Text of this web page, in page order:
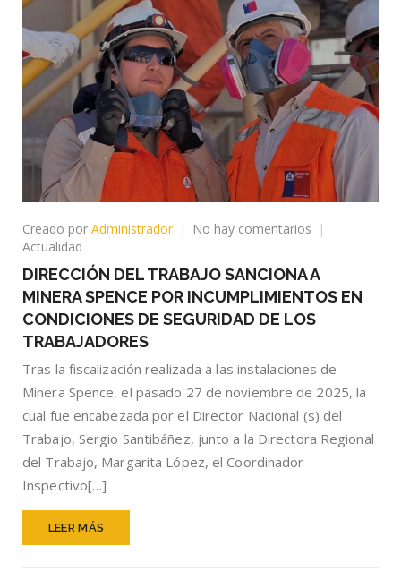
Creado por Administrador No hay comentarios
en
TRABAJO
SANCIONA
A
POR
EN
CONDICIONES
DE
Actualidad
DIRECCIÓN DEL TRABAJO SANCIONA A
MINERA SPENCE POR INCUMPLIMIENTOS EN
CONDICIONES DE SEGURIDAD DE LOS
TRABAJADORES
Tras la fiscalización realizada a las instalaciones de
Minera Spence, el pasado 27 de noviembre de 2025, la
cual fue encabezada por el Director Nacional (s) del
Trabajo, Sergio Santibáñez, junto a la Directora Regional
del Trabajo, Margarita López, el Coordinador
Inspectivo[…]
LEER MÁS